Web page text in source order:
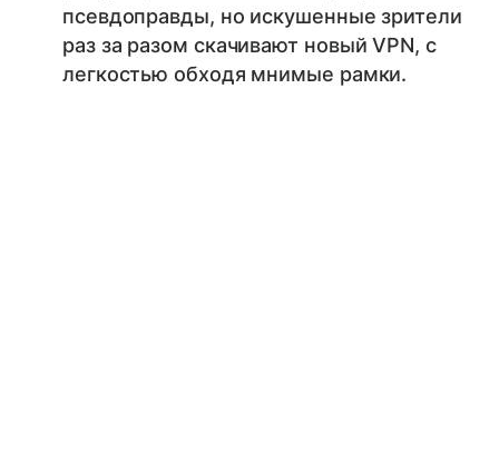
псевдоправды, но искушенные зрители
раз за разом скачивают новый VPN, с
легкостью обходя мнимые рамки.